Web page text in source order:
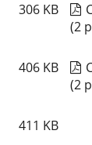
306 KB
(2
406 KB
(2
411 KB